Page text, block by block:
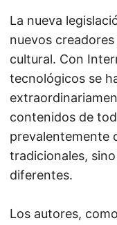
La nueva
nuevos
cultural. Con
tecnológicos se
contenidos de
prevalentemente
tradicionales,
diferentes.
Los autores,